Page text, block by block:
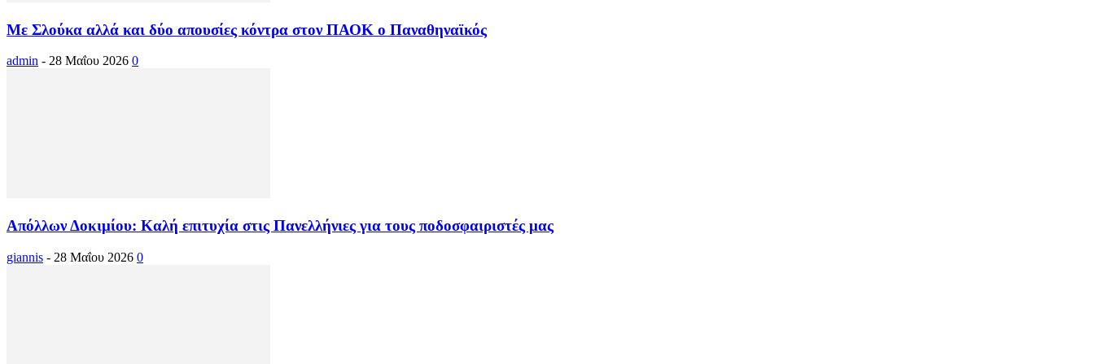
Με Σλούκα αλλά και δύο απουσίες κόντρα στον ΠΑΟΚ ο Παναθηναϊκός
admin - 28 Μαΐου 2026 0
Απόλλων Δοκιμίου: Καλή επιτυχία στις Πανελλήνιες για τους ποδοσφαιριστές μας
giannis - 28 Μαΐου 2026 0